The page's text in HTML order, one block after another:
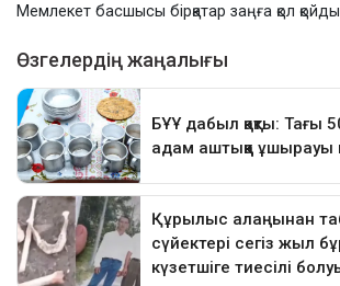
Мемлекет басшысы бірқатар заңға қол қойды